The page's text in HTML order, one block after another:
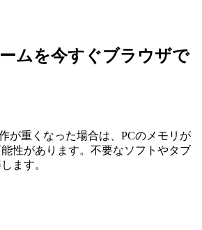
ムを今すぐブラウザで
が重くなった場合は、PCのメモリが
性があります。不要なソフトやタブ
ます。